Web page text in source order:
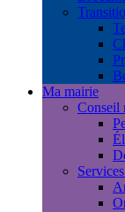
Ma mairie
Conseil